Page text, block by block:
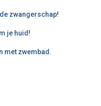
zwangerschap!
je huid!
met zwembad.